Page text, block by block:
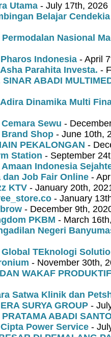
Utama - July 17th, 2026
Belajar
Nasional
Indonesia - April
Parahita Investa. -
ABADI
Dinamika Multi
Sewu -
Shop - June 10th,
PEKALONGAN -
Station - September
Indonesia
dan Job Fair Online -
KTV - January 20th,
- January
- December 9th,
PKBM - March
Negeri
TEknologi
- November 30th,
WAKAF
Satwa Klinik dan
SURYA GROUP -
ABADI
Power Service -